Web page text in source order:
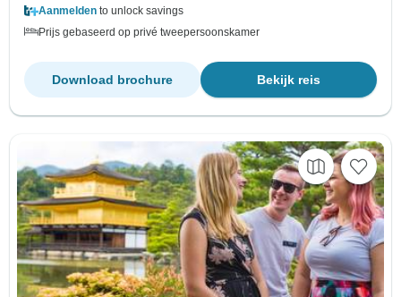
Aanmelden to unlock savings
Prijs gebaseerd op privé tweepersoonskamer
Bekijk reis
Download brochure